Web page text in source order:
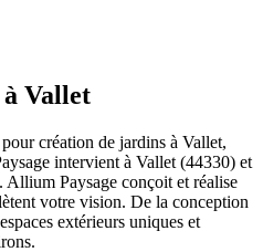
Vallet
création de jardins à Vallet,
intervient à Vallet (44330) et
Allium Paysage conçoit et réalise
votre vision. De la conception
extérieurs uniques et